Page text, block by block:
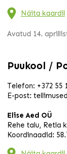
Näita kaardil
Avatud 14.
Puukool /
Telefon: +372 55
E-post:
Elise Aed OÜ
Rehe talu, Retla
Koordinaadid: